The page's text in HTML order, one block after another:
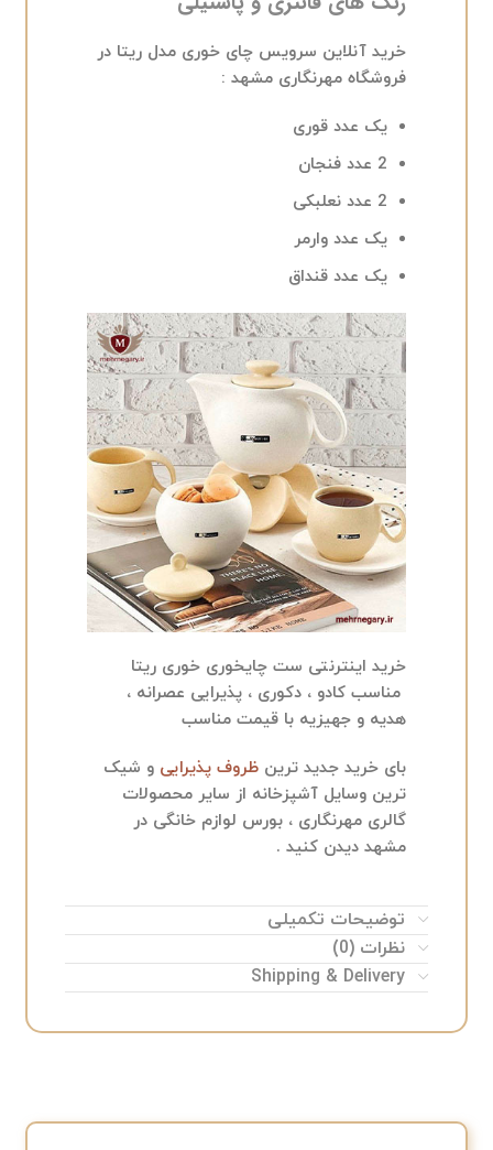
خرید آنلاین سرویس چای خوری مدل ریتا در
فروشگاه مهرنگاری مشهد :
یک عدد قوری
2 عدد فنجان
2 عدد نعلبکی
یک عدد وارمر
یک عدد قنداق
خرید اینترنتی ست چایخوری خوری ریتا
مناسب کادو ، دکوری ، پذیرایی عصرانه ،
هدیه و جهیزیه با قیمت مناسب
بای خرید جدید ترین ظروف پذیرایی و شیک
ترین وسایل آشپزخانه از سایر محصولات
گالری مهرنگاری ، بورس لوازم خانگی در
مشهد دیدن کنید .
توضیحات تکمیلی
نظرات (0)
Shipping & Delivery